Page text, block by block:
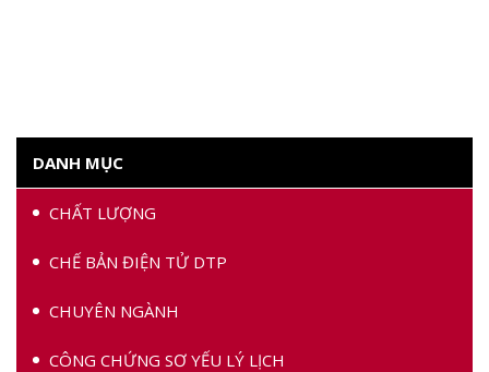
DANH MỤC
CHẤT LƯỢNG
CHẾ BẢN ĐIỆN TỬ DTP
CHUYÊN NGÀNH
CÔNG CHỨNG SƠ YẾU LÝ LỊCH